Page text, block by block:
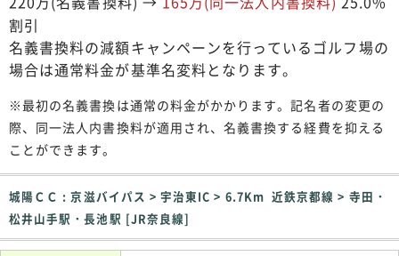
割引
名義書換料の減額キャンペーンを行っているゴルフ場の
場合は通常料金が基準名変料となります。
※最初の名義書換は通常の料金がかかります。記名者の変更の
際、同一法人内書換料が適用され、名義書換する経費を抑える
ことができます。
城陽ＣＣ : 京滋バイパス > 宇治東IC > 6.7Km 近鉄京都線 > 寺田・
松井山手駅・長池駅 [JR奈良線]